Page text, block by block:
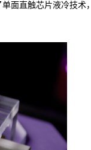
面直触芯片液冷技术，